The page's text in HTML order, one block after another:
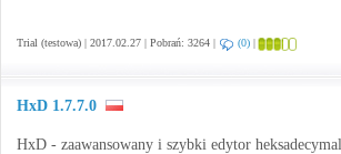
Trial (testowa) | 2017.02.27 | Pobrań: 3264 | (0) |
HxD 1.7.7.0
HxD - zaawansowany i szybki edytor